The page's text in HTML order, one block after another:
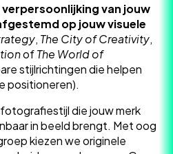
verpersoonlijking van jouw
op jouw visuele
, The City of Creativity,
ofThe World of
stijlrichtingen die helpen
positioneren).
die jouw merk
in beeld brengt. Met oog
kiezen we originele